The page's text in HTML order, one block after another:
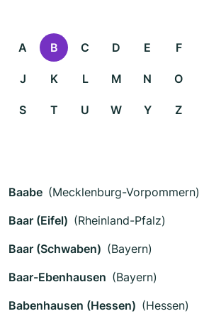
A B C D E F
J K L M N O
S T U W Y Z
Baabe (Mecklenburg-Vorpommern)
Baar (Eifel) (Rheinland-Pfalz)
Baar (Schwaben) (Bayern)
Baar-Ebenhausen (Bayern)
Babenhausen (Hessen) (Hessen)